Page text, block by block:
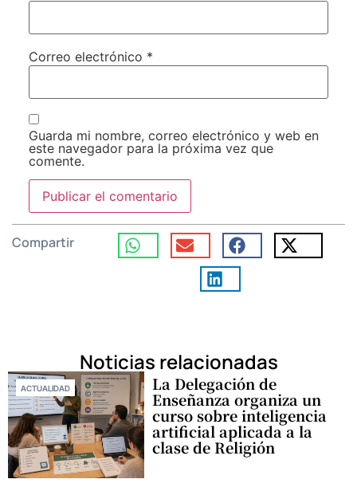
Correo electrónico *
Guarda mi nombre, correo electrónico y web en
este navegador para la próxima vez que
comente.
Compartir
Noticias relacionadas
ACTUALIDAD La Delegación de
Enseñanza organiza un
curso sobre inteligencia
artificial aplicada a la
clase de Religión